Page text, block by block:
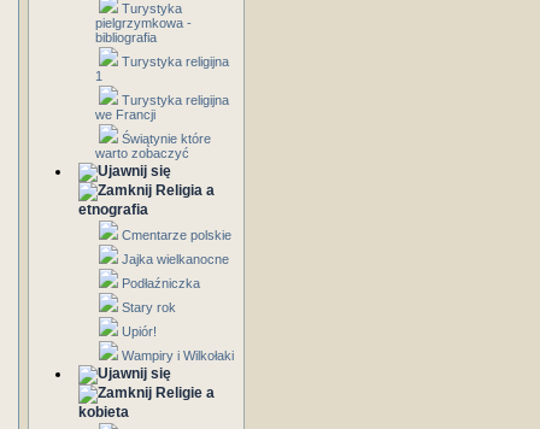
Turystyka
pielgrzymkowa -
bibliografia
Turystyka religijna
1
Turystyka religijna
we Francji
Świątynie które
warto zobaczyć
Religia a
etnografia
Cmentarze polskie
Jajka wielkanocne
Podłaźniczka
Stary rok
Upiór!
Wampiry i Wilkołaki
Religie a
kobieta